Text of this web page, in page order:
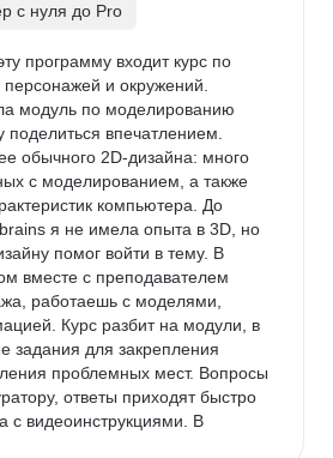
с нуля до Pro
программу входит курс по
и окружений.
модуль по моделированию
поделиться впечатлением.
обычного 2D-дизайна: много
с моделированием, а также
компьютера. До
я не имела опыта в 3D, но
помог войти в тему. В
вместе с преподавателем
работаешь с моделями,
Курс разбит на модули, в
задания для закрепления
проблемных мест. Вопросы
ответы приходят быстро
с видеоинструкциями. В